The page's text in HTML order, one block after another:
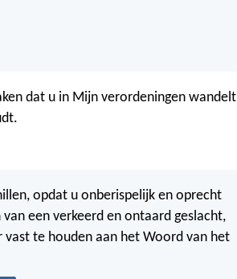
dat u in Mijn verordeningen wandelt
opdat u onberispelijk en oprecht
een verkeerd en ontaard geslacht,
te houden aan het Woord van het